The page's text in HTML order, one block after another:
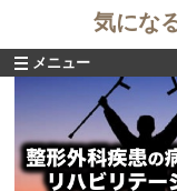
気にな
メニュー